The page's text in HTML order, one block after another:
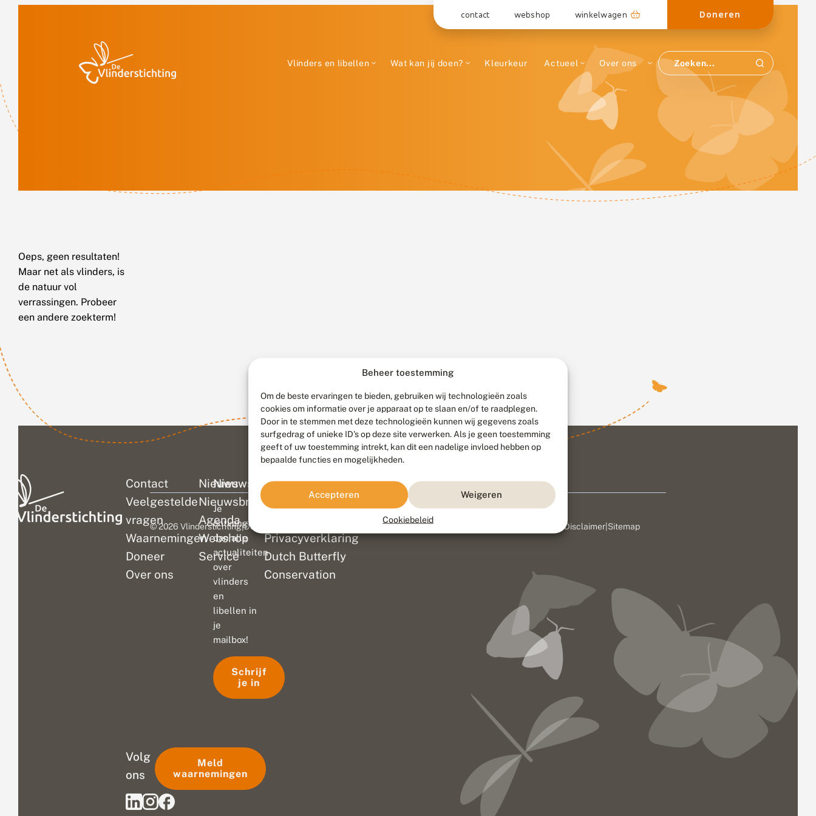
Beheer toestemming
Om de beste ervaringen te bieden, gebruiken wij technologieën zoals
cookies om informatie over je apparaat op te slaan en/of te raadplegen.
Door in te stemmen met deze technologieën kunnen wij gegevens zoals
surfgedrag of unieke ID's op deze site verwerken. Als je geen toestemming
geeft of uw toestemming intrekt, kan dit een nadelige invloed hebben op
bepaalde functies en mogelijkheden.
Accepteren Weigeren
Cookiebeleid
contact webshop winkelwagen Doneren
Vlinders en libellen Wat kan jij doen? Kleurkeur Actueel Over ons
Oeps, geen resultaten!
Maar net als vlinders, is
de natuur vol
verrassingen. Probeer
een andere zoekterm!
Contact
Veelgestelde
vragen
Waarnemingen
Doneer
Over ons
Nieuws
Nieuwsbrief
Agenda
Webshop
Service
Colofon
Disclaimer
Privacyverklaring
Dutch Butterfly
Conservation
Nieuwsbrief
Je
ontvangt
dan alle
actualiteiten
over
vlinders
en
libellen in
je
mailbox!
Schrijf
je in
Volg
ons
Meld
waarnemingen
© 2026 Vlinderstichting|Duurzaam ontwikkeld door Go2People, ontworpen door Disclaimer Sitemap